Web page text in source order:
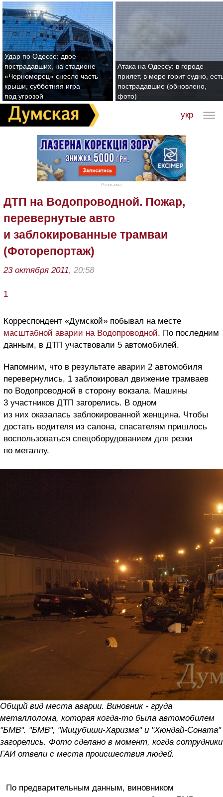
Удар по Одессе: двое
пострадавших, на стадионе
«Черноморец» снесло часть
крыши, субботняя игра
под угрозой
Атака на Одессу: в городе
прилет, в море горит судно,
пострадавшие (обновлено,
фото)
укр
Реклама
ДТП на Водопроводной. Пожар,
перевернутые авто
и заблокированные трамваи
(Фоторепортаж)
23 октября 2011, 20:58
1
Корреспондент «Думской» побывал на месте
масштабной аварии на Водопроводной. По последним
данным, в ДТП участвовали 5 автомобилей.
Напомним, что в результате аварии 2 автомобиля
перевернулись, 1 заблокировал движение трамваев
по Водопроводной в сторону вокзала. Машины
3 участников ДТП загорелись. В одном
из них оказалась заблокированной женщина. Чтобы
достать водителя из салона, спасателям пришлось
воспользоваться спецоборудованием для резки
по металлу.
Общий вид места аварии. Виновник - груда
металлолома, которая когда-то была автомобилем
"БМВ". "БМВ", "Мицубиши-Харизма" и "Хюндай-Соната"
загорелись. Фото сделано в момент, когда сотрудники
ГАИ отвели с места происшествия людей.
По предварительным данным, виновником